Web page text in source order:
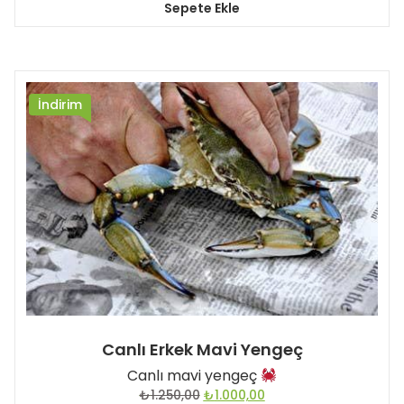
Sepete Ekle
İndirim
Canlı Erkek Mavi Yengeç
Canlı mavi yengeç
₺1.250,00 Orijinal
₺1.000,00Şu